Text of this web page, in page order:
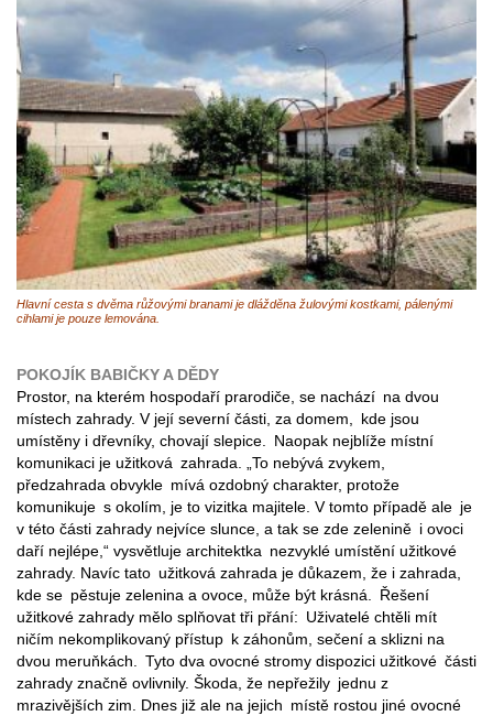
Hlavní cesta s dvěma růžovými branami je dlážděna žulovými kostkami, pálenými
cihlami je pouze lemována.
POKOJÍK BABIČKY A DĚDY
Prostor, na kterém hospodaří prarodiče, se nachází na dvou
místech zahrady. V její severní části, za domem, kde jsou
umístěny i dřevníky, chovají slepice. Naopak nejblíže místní
komunikaci je užitková zahrada. „To nebývá zvykem,
předzahrada obvykle mívá ozdobný charakter, protože
komunikuje s okolím, je to vizitka majitele. V tomto případě ale je
v této části zahrady nejvíce slunce, a tak se zde zelenině i ovoci
daří nejlépe,“ vysvětluje architektka nezvyklé umístění užitkové
zahrady. Navíc tato užitková zahrada je důkazem, že i zahrada,
kde se pěstuje zelenina a ovoce, může být krásná. Řešení
užitkové zahrady mělo splňovat tři přání: Uživatelé chtěli mít
ničím nekomplikovaný přístup k záhonům, sečení a sklizni na
dvou meruňkách. Tyto dva ovocné stromy dispozici užitkové části
zahrady značně ovlivnily. Škoda, že nepřežily jednu z
mrazivějších zim. Dnes již ale na jejich místě rostou jiné ovocné